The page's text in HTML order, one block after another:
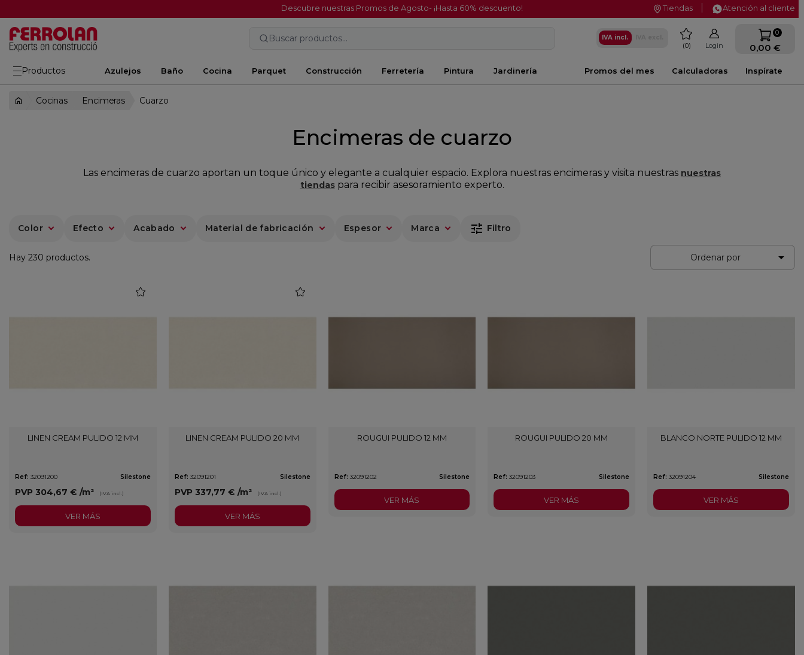
Descubre nuestras Promos de Agosto- ¡Hasta 60% descuento! Tiendas Atención al cliente
Buscar productos... IVA incl. favorite
0 Login
0
0,00 €
Productos Azulejos Baño Cocina Parquet Construcción Ferretería Pintura Jardinería Inspírate
Calculadoras
Promos del mes
Cocinas Encimeras Cuarzo
Encimeras de cuarzo
Las encimeras de cuarzo aportan un toque único y elegante a cualquier espacio. Explora nuestras encimeras y visita nuestras nuestras
tiendaspara recibir asesoramiento experto.
Color Efecto Acabado Material de fabricación Espesor Marca tune Filtro
Hay 230 productos. Ordenar por 
LINEN CREAM PULIDO 12 MM
Ref: 32091200 Silestone
PVP 304,67 € /m² (IVA incl.)
favorite
VER MÁS
LINEN CREAM PULIDO 20 MM
Ref: 32091201 Silestone
PVP 337,77 € /m² (IVA incl.)
favorite
VER MÁS
ROUGUI PULIDO 12 MM
Ref: 32091202 Silestone
VER MÁS
ROUGUI PULIDO 20 MM
Ref: 32091203 Silestone
VER MÁS
BLANCO NORTE PULIDO 12 MM
Ref: 32091204 Silestone
VER MÁS